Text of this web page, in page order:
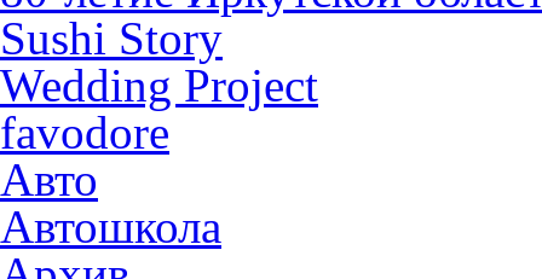
Sushi Story
Wedding Project
favodore
Авто
Автошкола